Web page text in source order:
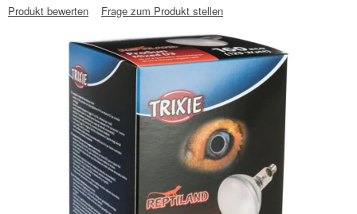
Produkt bewerten
Frage zum Produkt stellen